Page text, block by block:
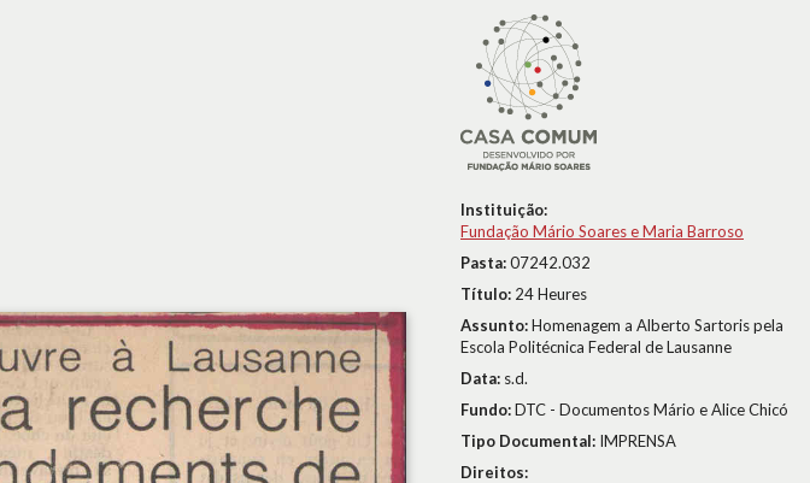
Instituição:
Fundação Mário Soares e Maria Barroso
Pasta:07242.032
Título: 24 Heures
Assunto:Homenagem a Alberto Sartoris pela
Escola Politécnica Federal de Lausanne
Data: s.d.
Fundo:DTC - Documentos Mário e Alice Chicó
Tipo Documental: IMPRENSA
Direitos: